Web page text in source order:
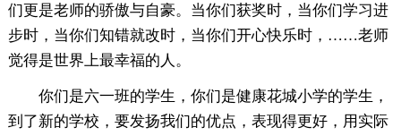
们更是老师的骄傲与自豪。当你们获奖时，当你们学习进
步时，当你们知错就改时，当你们开心快乐时，……老师
觉得是世界上最幸福的人。
你们是六一班的学生，你们是健康花城小学的学生，
到了新的学校，要发扬我们的优点，表现得更好，用实际